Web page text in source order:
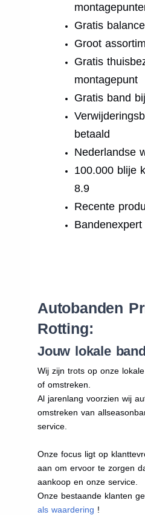
Gratis
Groot
Gratis
montagepunt
Gratis band
betaald
Nederlandse
100.000 blije
8.9
Recente
Autobanden
Rotting:
Jouw lokale
Wij zijn trots op onze
of omstreken.
Al jarenlang voorzien wij
omstreken van
service.
Onze focus ligt op
aan om ervoor te zorgen
aankoop en onze service.
Onze bestaande klanten
als waardering !